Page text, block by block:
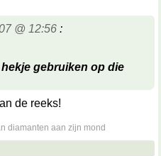
@ 12:56 :
gebruiken op die
de reeks!
diamanten aan zijn mond